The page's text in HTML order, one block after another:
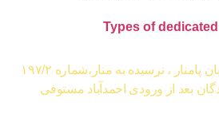
Types of
، نرسیده به منار،شماره ۱۹۷/۲
شعبه ۲:آزادگان بعد از ورودی احمدآباد مستوفی